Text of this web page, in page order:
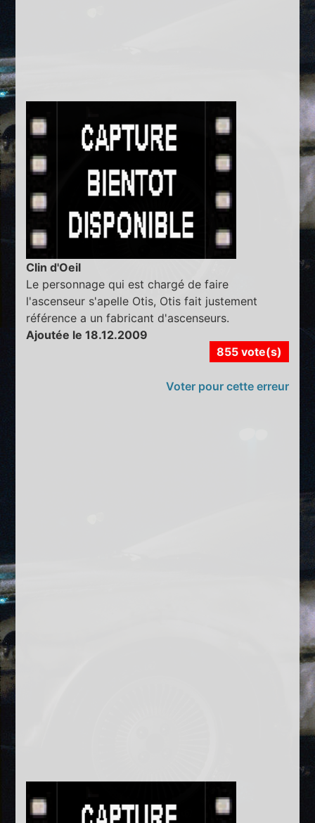
Clin d'Oeil
Le personnage qui est chargé de faire
l'ascenseur s'apelle Otis, Otis fait justement
référence a un fabricant d'ascenseurs.
Ajoutée le 18.12.2009
855 vote(s)
Voter pour cette erreur